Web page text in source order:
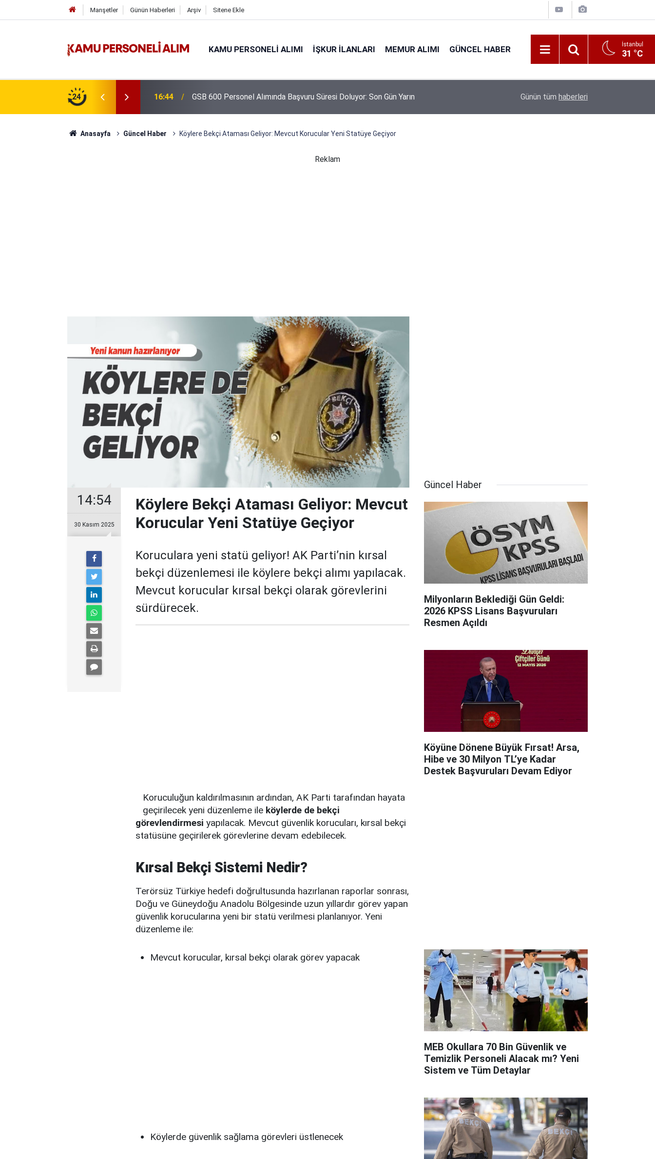
Manşetler Günün Haberleri Arşiv Sitene Ekle
KAMU PERSONELI ALIMI İŞKUR İLANLARI MEMUR ALIMI GÜNCEL HABER İstanbul
31 °C
24
Gündemde! Bakan Çiftçi Süreci
16:44 GSB 600 Personel Alımında Başvuru Süresi Doluyor: Son Gün Yarın Kıyı Emniyeti Genel Müdürlüğü 26 İşçi Alımı
Günün tüm haberleri
Anasayfa Güncel Haber Köylere Bekçi Ataması Geliyor: Mevcut Korucular Yeni Statüye Geçiyor
Reklam
14:54
30 Kasım 2025
Köylere Bekçi Ataması Geliyor: Mevcut
Korucular Yeni Statüye Geçiyor
Koruculara yeni statü geliyor! AK Parti’nin kırsal
bekçi düzenlemesi ile köylere bekçi alımı yapılacak.
Mevcut korucular kırsal bekçi olarak görevlerini
sürdürecek.
Koruculuğun kaldırılmasının ardından, AK Parti tarafından hayata
geçirilecek yeni düzenleme ile köylerde de bekçi
görevlendirmesi yapılacak. Mevcut güvenlik korucuları, kırsal bekçi
statüsüne geçirilerek görevlerine devam edebilecek.
Kırsal Bekçi Sistemi Nedir?
Terörsüz Türkiye hedefi doğrultusunda hazırlanan raporlar sonrası,
Doğu ve Güneydoğu Anadolu Bölgesinde uzun yıllardır görev yapan
güvenlik korucularına yeni bir statü verilmesi planlanıyor. Yeni
düzenleme ile:
Mevcut korucular, kırsal bekçi olarak görev yapacak
Köylerde güvenlik sağlama görevleri üstlenecek
Güncel Haber
Milyonların Beklediği Gün Geldi:
2026 KPSS Lisans Başvuruları
Resmen Açıldı
Köyüne Dönene Büyük Fırsat! Arsa,
Hibe ve 30 Milyon TL’ye Kadar
Destek Başvuruları Devam Ediyor
MEB Okullara 70 Bin Güvenlik ve
Temizlik Personeli Alacak mı? Yeni
Sistem ve Tüm Detaylar